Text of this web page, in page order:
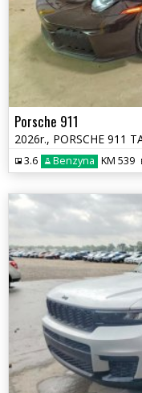
Porsche 911
3.6 Benzyna KM 539